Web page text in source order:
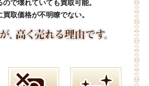
で壊れていても買取可能。
取価格が不明瞭でない。